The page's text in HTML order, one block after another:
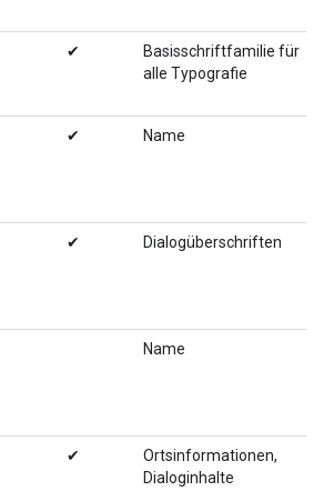
✔
Basisschriftfamilie für
alle Typografie
✔ Name
✔ Dialogüberschriften
Name
✔
Ortsinformationen,
Dialoginhalte